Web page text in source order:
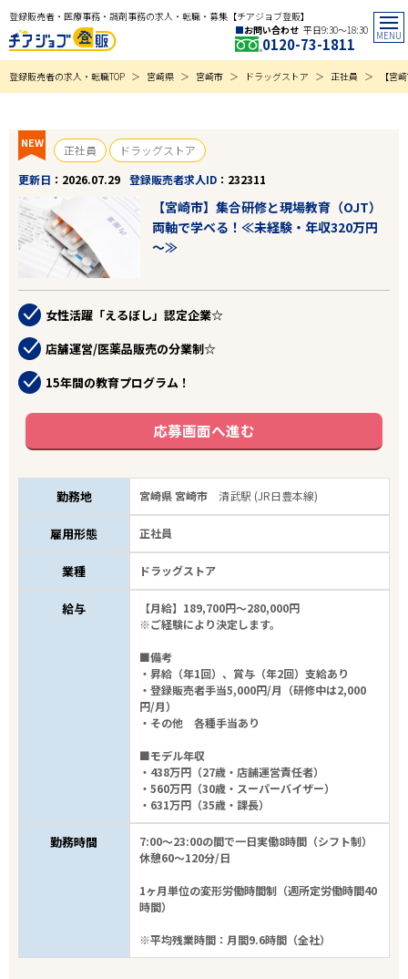
登録販売者・医療事務・調剤事務の求人・転職・募集【チアジョブ登販】
お問い合わせ 平日9:30〜18:30
0120-73-1811
登録販売者の求人・転職TOP 宮崎県 宮崎市 ドラッグストア 正社員 【宮
NEW 正社員
ドラッグストア
更新日
2026.07.29 登録販売者求人ID 232311
【宮崎市】集合研修と現場教育（OJT）
両軸で学べる！≪未経験・年収320万円
～≫
女性活躍「えるぼし」認定企業☆
店舗運営/医薬品販売の分業制☆
15年間の教育プログラム！
応募画面へ進む
勤務地 宮崎県 宮崎市清武駅 (JR日豊本線)
雇用形態 正社員
業種 ドラッグストア
給与
【月給】189,700円～280,000円
※ご経験により決定します。
■備考
・昇給（年1回）、賞与（年2回）支給あり
・登録販売者手当5,000円/月（研修中は2,000
円/月）
・その他 各種手当あり
■モデル年収
・438万円（27歳・店舗運営責任者）
・560万円（30歳・スーパーバイザー）
・631万円（35歳・課長）
勤務時間
7:00～23:00の間で一日実働8時間（シフト制）
休憩60～120分/日
1ヶ月単位の変形労働時間制（週所定労働時間40
時間）
※平均残業時間：月間9.6時間（全社）